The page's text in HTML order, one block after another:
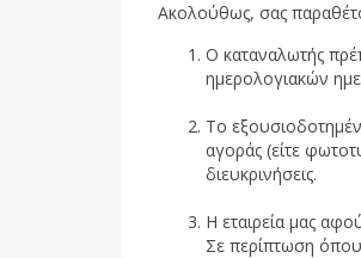
Ακολούθως, σας
Ο καταναλωτής
ημερολογιακών
Το
αγοράς (είτε
διευκρινήσεις.
Η εταιρεία μας
Σε περίπτωση όπου